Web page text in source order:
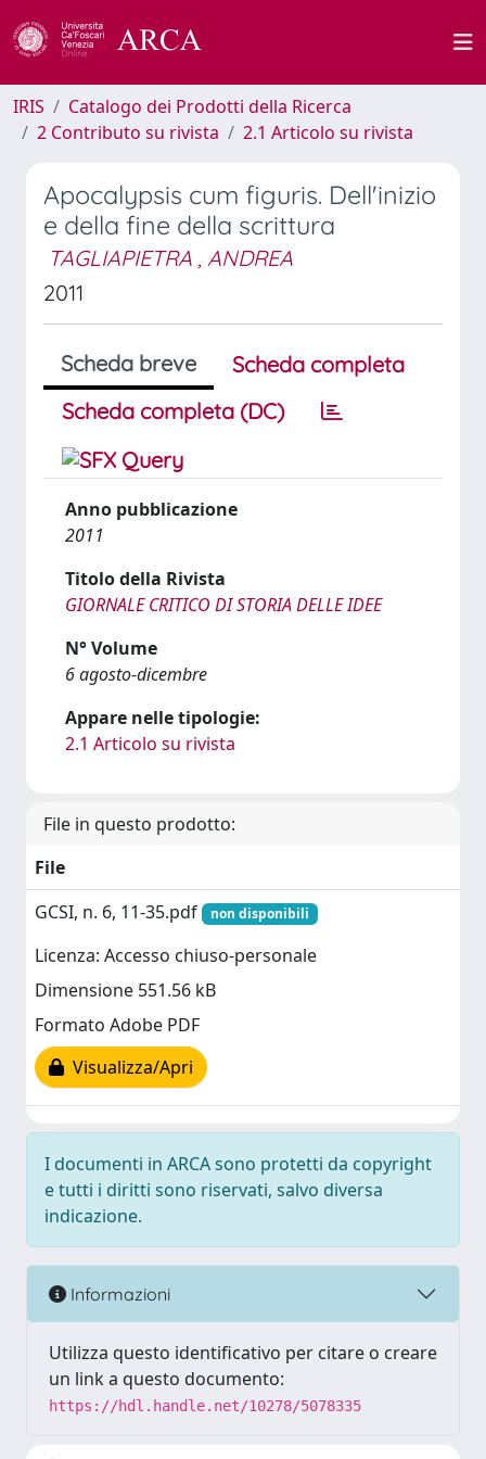
IRIS
Catalogo dei Prodotti della Ricerca
2 Contributo su rivista
2.1 Articolo su rivista
Apocalypsis cum figuris. Dell'inizio
e della fine della scrittura
TAGLIAPIETRA , ANDREA
2011
Scheda breve
Scheda completa
Scheda completa (DC)
Anno pubblicazione
2011
Titolo della Rivista
GIORNALE CRITICO DI STORIA DELLE IDEE
N° Volume
6 agosto-dicembre
Appare nelle tipologie:
2.1 Articolo su rivista
File in questo prodotto:
File
GCSI, n. 6, 11-35.pdf
non disponibili
Licenza: Accesso chiuso-personale
Dimensione 551.56 kB
Formato Adobe PDF
Visualizza/Apri
I documenti in ARCA sono protetti da copyright
e tutti i diritti sono riservati, salvo diversa
indicazione.
Informazioni
Utilizza questo identificativo per citare o creare
un link a questo documento:
https://hdl.handle.net/10278/5078335